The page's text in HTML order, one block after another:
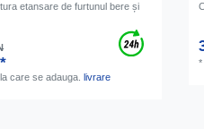
etansare de furtunul bere și
la care se adauga.livrare